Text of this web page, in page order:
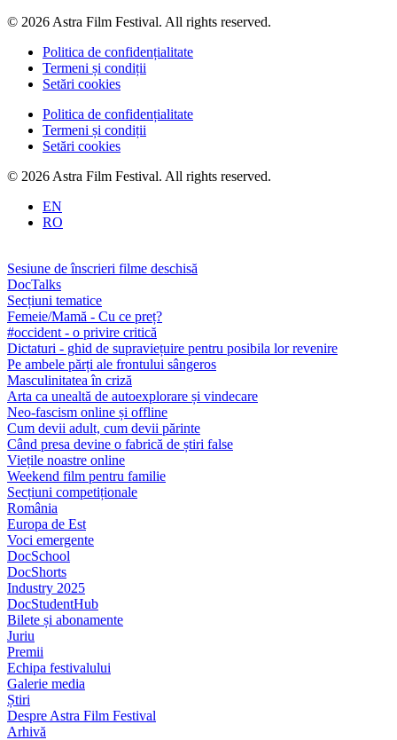
© 2026 Astra Film Festival. All rights reserved.
Politica de confidențialitate
Termeni și condiții
Setări cookies
Politica de confidențialitate
Termeni și condiții
Setări cookies
© 2026 Astra Film Festival. All rights reserved.
EN
RO
Sesiune de înscrieri filme deschisă
DocTalks
Secțiuni tematice
Femeie/Mamă - Cu ce preț?
#occident - o privire critică
Dictaturi - ghid de supraviețuire pentru posibila lor revenire
Pe ambele părți ale frontului sângeros
Masculinitatea în criză
Arta ca unealtă de autoexplorare și vindecare
Neo-fascism online și offline
Cum devii adult, cum devii părinte
Când presa devine o fabrică de știri false
Viețile noastre online
Weekend film pentru familie
Secțiuni competiționale
România
Europa de Est
Voci emergente
DocSchool
DocShorts
Industry 2025
DocStudentHub
Bilete și abonamente
Juriu
Premii
Echipa festivalului
Galerie media
Știri
Despre Astra Film Festival
Arhivă